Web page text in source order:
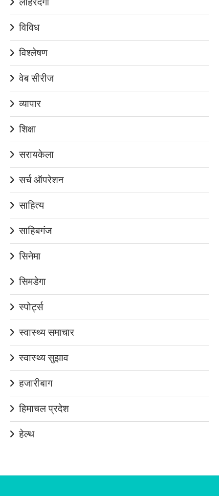
विविध
विश्लेषण
वेब सीरीज
व्यापार
शिक्षा
सरायकेला
सर्च ऑपरेशन
साहित्य
साहिबगंज
सिनेमा
सिमडेगा
स्पोर्ट्स
स्वास्थ्य समाचार
स्वास्थ्य सुझाव
हजारीबाग
हिमाचल प्रदेश
हेल्थ